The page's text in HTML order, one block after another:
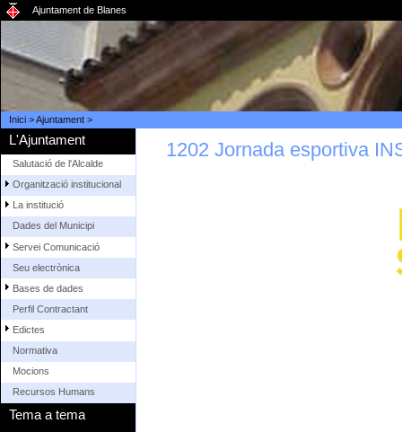
Ajuntament de Blanes
Inici>Ajuntament>
L'Ajuntament
Salutació de l'Alcalde
Organització institucional
La institució
Dades del Municipi
Servei Comunicació
Seu electrònica
Bases de dades
Perfil Contractant
Edictes
Normativa
Mocions
Recursos Humans
Tema a tema
1202 Jornada esportiva